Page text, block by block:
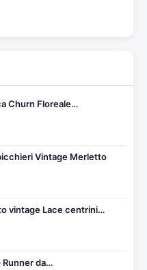
Churn Floreale…
Vintage Merletto
vintage Lace centrini…
Runner da…